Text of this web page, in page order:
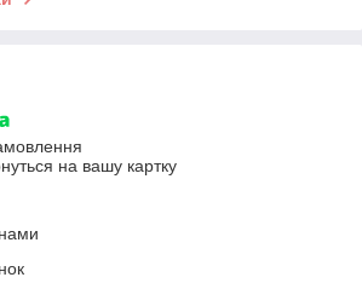
на вашу картку